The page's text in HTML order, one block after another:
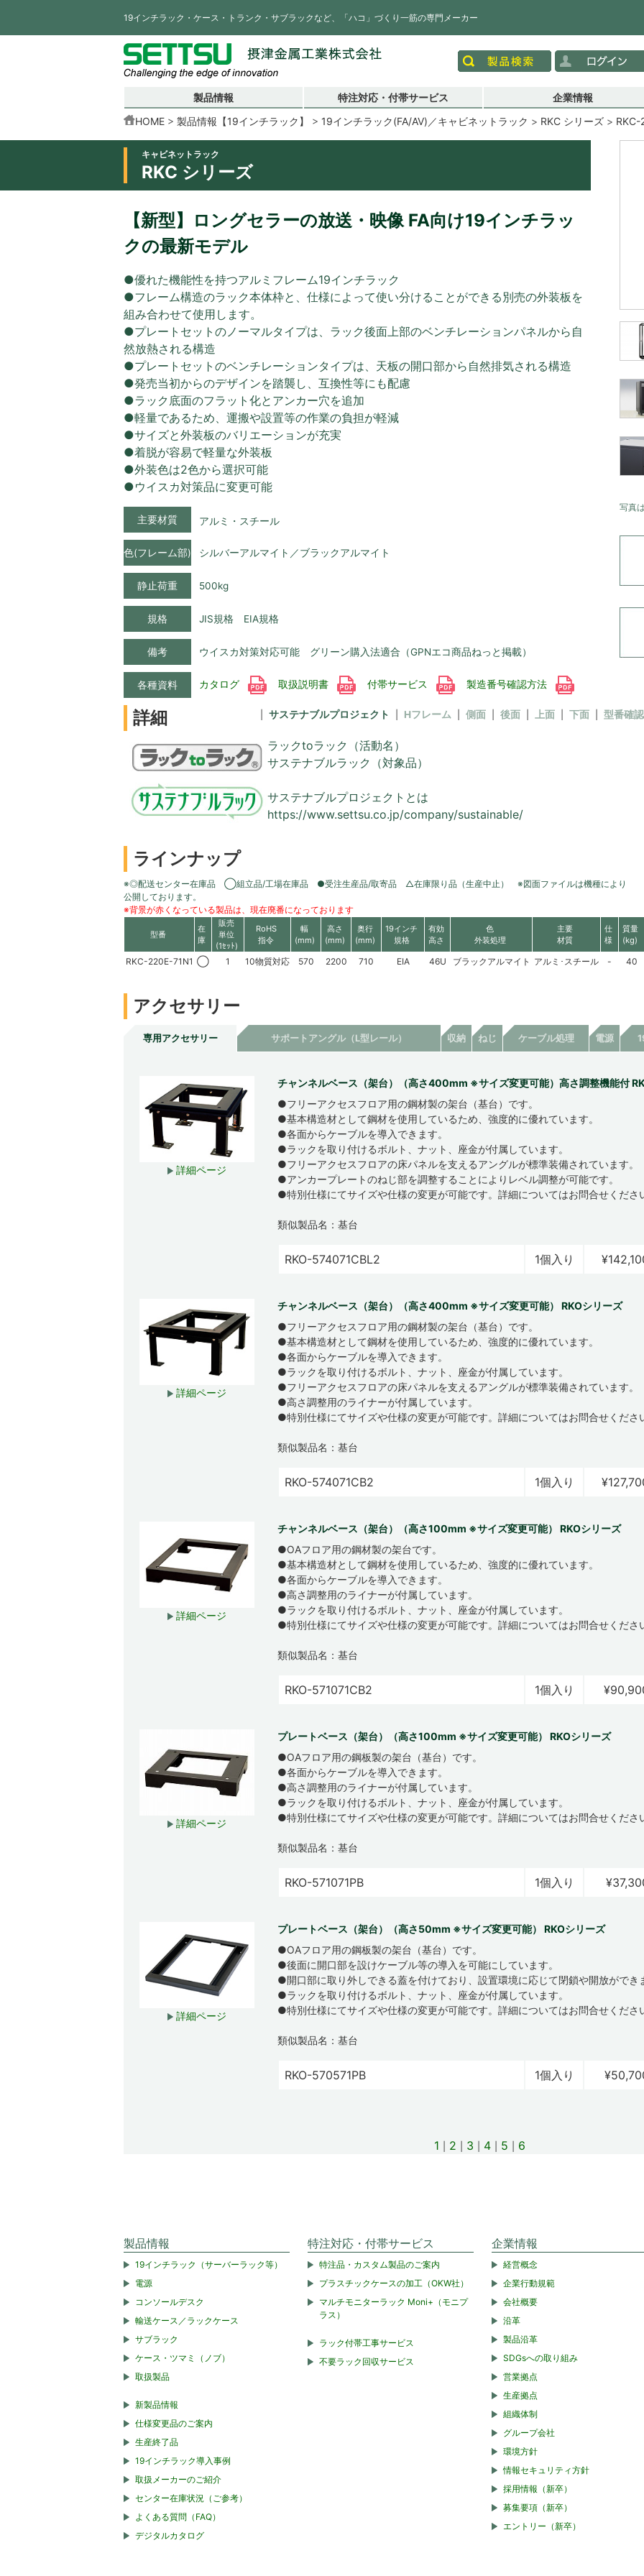
19インチラック・ケース・トランク・サブラックなど、「ハコ」づくり一筋の専門メーカー
製品情報 特注対応・付帯サービス 企業情報
HOME 製品情報【19インチラック】 19インチラック(FA/AV)／キャビネットラック RKC シリーズ RKC-
キャビネットラック
RKC シリーズ
【新型】ロングセラーの放送・映像 FA向け19インチラッ
クの最新モデル
●優れた機能性を持つアルミフレーム19インチラック
●フレーム構造のラック本体枠と、仕様によって使い分けることができる別売の外装板を
組み合わせて使用します。
●プレートセットのノーマルタイプは、ラック後面上部のベンチレーションパネルから自
然放熱される構造
●プレートセットのベンチレーションタイプは、天板の開口部から自然排気される構造
●発売当初からのデザインを踏襲し、互換性等にも配慮
●ラック底面のフラット化とアンカー穴を追加
●軽量であるため、運搬や設置等の作業の負担が軽減
●サイズと外装板のバリエーションが充実
●着脱が容易で軽量な外装板
●外装色は2色から選択可能
●ウイスカ対策品に変更可能
主要材質 アルミ・スチール
色(フレーム部) シルバーアルマイト／ブラックアルマイト
静止荷重 500kg
規格 JIS規格 EIA規格
備考 ウイスカ対策対応可能 グリーン購入法適合（GPNエコ商品ねっと掲載）
各種資料 カタログ 取扱説明書 付帯サービス 製造番号確認方法
写真
詳細 サステナブルプロジェクト Hフレーム 側面 後面 上面 下面 型番確
ラックtoラック（活動名）
サステナブルラック（対象品）
サステナブルプロジェクトとは
https://www.settsu.co.jp/company/sustainable/
ラインナップ
※◎配送センター在庫品 ◯組立品/工場在庫品 ●受注生産品/取寄品 △在庫限り品（生産中止） ※図面ファイルは機種により
公開しております。
※背景が赤くなっている製品は、現在廃番になっております
型番
在
庫
販売
単位
(1ｾｯﾄ)
RoHS
指令
幅
(mm)
高さ
(mm)
奥行
(mm)
19インチ
規格
有効
高さ
色
外装処理
主要
材質
仕
様
質量
(kg)
RKC-220E-71N1 ◯ 1 10物質対応 570 2200 710 EIA 46U ブラックアルマイト アルミ･スチール - 40
アクセサリー
専用アクセサリー サポートアングル（L型レール） 収納 ねじ ケーブル処理 電源
詳細ページ
チャンネルベース（架台）（高さ400mm ※サイズ変更可能）高さ調整機能付
●フリーアクセスフロア用の鋼材製の架台（基台）です。
●基本構造材として鋼材を使用しているため、強度的に優れています。
●各面からケーブルを導入できます。
●ラックを取り付けるボルト、ナット、座金が付属しています。
●フリーアクセスフロアの床パネルを支えるアングルが標準装備されています。
●アンカープレートのねじ部を調整することによりレベル調整が可能です。
●特別仕様にてサイズや仕様の変更が可能です。詳細についてはお問合せくださ
類似製品名：基台
RKO-574071CBL2 1個入り
詳細ページ
チャンネルベース（架台）（高さ400mm ※サイズ変更可能） RKOシリーズ
●フリーアクセスフロア用の鋼材製の架台（基台）です。
●基本構造材として鋼材を使用しているため、強度的に優れています。
●各面からケーブルを導入できます。
●ラックを取り付けるボルト、ナット、座金が付属しています。
●フリーアクセスフロアの床パネルを支えるアングルが標準装備されています。
●高さ調整用のライナーが付属しています。
●特別仕様にてサイズや仕様の変更が可能です。詳細についてはお問合せくださ
類似製品名：基台
RKO-574071CB2 1個入り
詳細ページ
チャンネルベース（架台）（高さ100mm ※サイズ変更可能） RKOシリーズ
●OAフロア用の鋼材製の架台です。
●基本構造材として鋼材を使用しているため、強度的に優れています。
●各面からケーブルを導入できます。
●高さ調整用のライナーが付属しています。
●ラックを取り付けるボルト、ナット、座金が付属しています。
●特別仕様にてサイズや仕様の変更が可能です。詳細についてはお問合せくださ
類似製品名：基台
RKO-571071CB2 1個入り
詳細ページ
プレートベース（架台）（高さ100mm ※サイズ変更可能） RKOシリーズ
●OAフロア用の鋼板製の架台（基台）です。
●各面からケーブルを導入できます。
●高さ調整用のライナーが付属しています。
●ラックを取り付けるボルト、ナット、座金が付属しています。
●特別仕様にてサイズや仕様の変更が可能です。詳細についてはお問合せくださ
類似製品名：基台
RKO-571071PB 1個入り
詳細ページ
プレートベース（架台）（高さ50mm ※サイズ変更可能） RKOシリーズ
●OAフロア用の鋼板製の架台（基台）です。
●後面に開口部を設けケーブル等の導入を可能にしています。
●開口部に取り外しできる蓋を付けており、設置環境に応じて閉鎖や開放ができ
●ラックを取り付けるボルト、ナット、座金が付属しています。
●特別仕様にてサイズや仕様の変更が可能です。詳細についてはお問合せくださ
類似製品名：基台
RKO-570571PB 1個入り
1 2 3 4 5 6
製品情報
19インチラック（サーバーラック等）
電源
コンソールデスク
輸送ケース／ラックケース
サブラック
ケース・ツマミ（ノブ）
取扱製品
新製品情報
仕様変更品のご案内
生産終了品
19インチラック導入事例
取扱メーカーのご紹介
センター在庫状況（ご参考）
よくある質問（FAQ）
デジタルカタログ
特注対応・付帯サービス
特注品・カスタム製品のご案内
プラスチックケースの加工（OKW社）
マルチモニターラック Moni+（モニプ
ラス）
ラック付帯工事サービス
不要ラック回収サービス
企業情報
経営概念
企業行動規範
会社概要
沿革
製品沿革
SDGsへの取り組み
営業拠点
生産拠点
組織体制
グループ会社
環境方針
情報セキュリティ方針
採用情報（新卒）
募集要項（新卒）
エントリー（新卒）